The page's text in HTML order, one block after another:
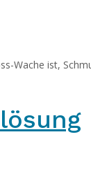
Wache ist,